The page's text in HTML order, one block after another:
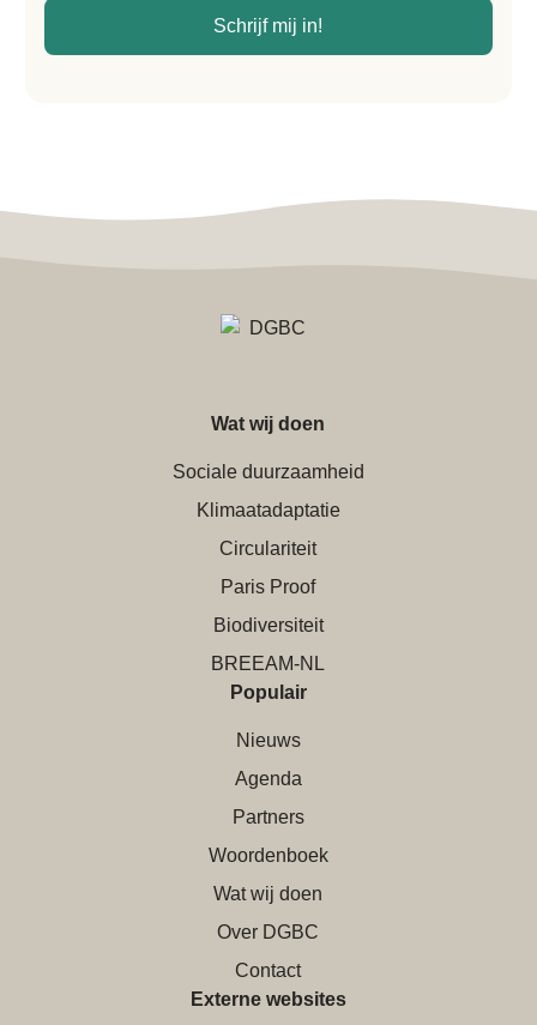
Schrijf mij in!
Wat wij doen
Sociale duurzaamheid
Klimaatadaptatie
Circulariteit
Paris Proof
Biodiversiteit
BREEAM-NL
Populair
Nieuws
Agenda
Partners
Woordenboek
Wat wij doen
Over DGBC
Contact
Externe websites